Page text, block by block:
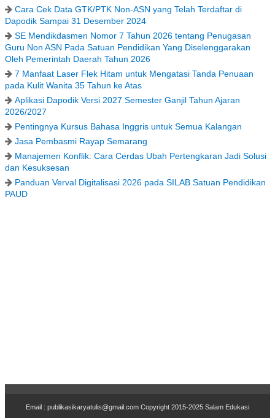
Cara Cek Data GTK/PTK Non-ASN yang Telah Terdaftar di
Dapodik Sampai 31 Desember 2024
SE Mendikdasmen Nomor 7 Tahun 2026 tentang Penugasan
Guru Non ASN Pada Satuan Pendidikan Yang Diselenggarakan
Oleh Pemerintah Daerah Tahun 2026
7 Manfaat Laser Flek Hitam untuk Mengatasi Tanda Penuaan
pada Kulit Wanita 35 Tahun ke Atas
Aplikasi Dapodik Versi 2027 Semester Ganjil Tahun Ajaran
2026/2027
Pentingnya Kursus Bahasa Inggris untuk Semua Kalangan
Jasa Pembasmi Rayap Semarang
Manajemen Konflik: Cara Cerdas Ubah Pertengkaran Jadi Solusi
dan Kesuksesan
Panduan Verval Digitalisasi 2026 pada SILAB Satuan Pendidikan
PAUD
Email : publikasikaryatulis@gmail.com Copyright 2015-2025 Salam Edukasi